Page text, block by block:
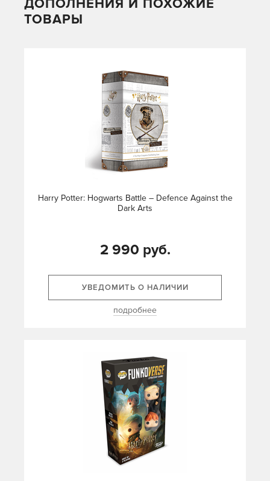
ДОПОЛНЕНИЯ И ПОХОЖИЕ
ТОВАРЫ
Harry Potter: Hogwarts Battle – Defence Against the
Dark Arts
2 990 руб.
УВЕДОМИТЬ О НАЛИЧИИ
подробнее